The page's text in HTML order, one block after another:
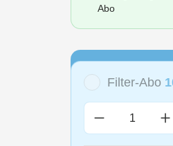
Abo
Filter-Abo
Produkt